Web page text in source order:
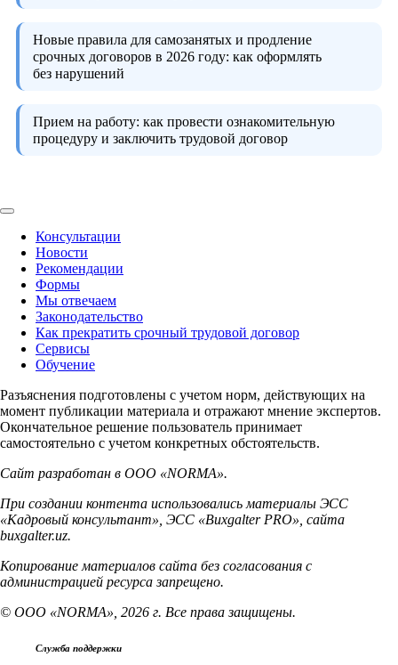
Новые правила для самозанятых и продление
срочных договоров в 2026 году: как оформлять
без нарушений
Прием на работу: как провести ознакомительную
процедуру и заключить трудовой договор
Консультации
Новости
Рекомендации
Формы
Мы отвечаем
Законодательство
Как прекратить срочный трудовой договор
Сервисы
Обучение
Разъяснения подготовлены с учетом норм, действующих на
момент публикации материала и отражают мнение экспертов.
Окончательное решение пользователь принимает
самостоятельно с учетом конкретных обстоятельств.
Сайт разработан в ООО «NORMA».
При создании контента использовались материалы ЭСС
«Кадровый консультант», ЭСС «Buxgalter PRO», сайта
buxgalter.uz.
Копирование материалов сайта без согласования с
администрацией ресурса запрещено.
© ООО «NORMA», 2026 г. Все права защищены.
Служба поддержки